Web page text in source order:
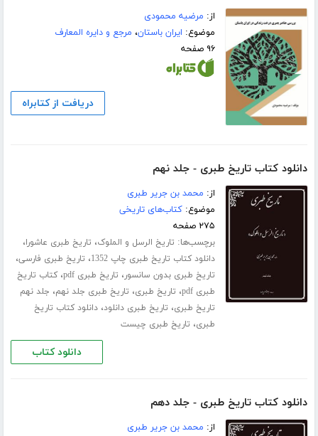
از: مرضیه محمودی
موضوع: ایران باستان، مرجع و دایره المعارف
۹۶ صفحه
دریافت از کتابراه
دانلود کتاب تاریخ طبری - جلد نهم
از: محمد بن جریر طبری
موضوع:کتاب‌های تاریخی
۲۷۵ صفحه
برچسب‌ها: تاریخ الرسل و الملوک، تاریخ طبری عاشورا،
دانلود کتاب تاریخ طبری چاپ 1352 ، تاریخ طبری فارسی،
تاریخ طبری بدون سانسور، تاریخ طبری pdf ،کتاب تاریخ
طبری pdf
، تاریخ طبری، تاریخ طبری جلد نهم، جلد نهم
تاریخ طبری، تاریخ طبری دانلود،دانلود کتاب تاریخ
طبری، تاریخ طبری چیست
دانلود کتاب
دانلود کتاب تاریخ طبری - جلد دهم
از: محمد بن جریر طبری